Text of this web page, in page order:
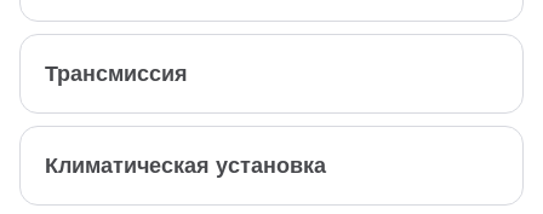
Трансмиссия
Климатическая установка